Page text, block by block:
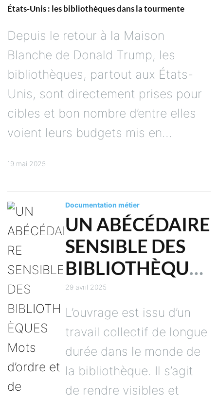
États-Unis : les bibliothèques dans la tourmente
Depuis le retour à la Maison
Blanche de Donald Trump, les
bibliothèques, partout aux États-
Unis, sont directement prises pour
cibles et bon nombre d’entre elles
voient leurs budgets mis en...
19 mai 2025
Documentation métier
UN ABÉCÉDAIRE
SENSIBLE DES
BIBLIOTHÈQUES
Mots d’ordre et
de désordre
29 avril 2025
L’ouvrage est issu d’un
travail collectif de longue
durée dans le monde de
la bibliothèque. Il s’agit
de rendre visibles et